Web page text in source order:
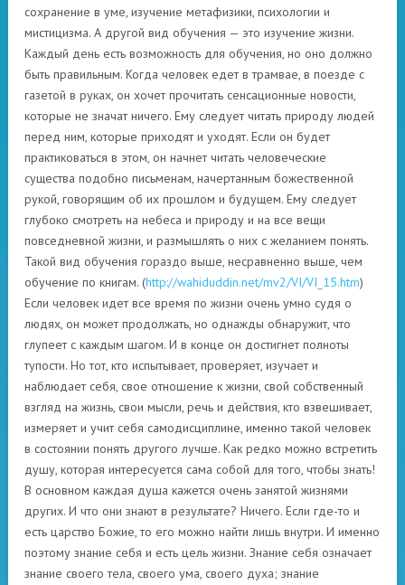
сохранение в уме, изучение метафизики, психологии и
мистицизма. А другой вид обучения — это изучение жизни.
Каждый день есть возможность для обучения, но оно должно
быть правильным. Когда человек едет в трамвае, в поезде с
газетой в руках, он хочет прочитать сенсационные новости,
которые не значат ничего. Ему следует читать природу людей
перед ним, которые приходят и уходят. Если он будет
практиковаться в этом, он начнет читать человеческие
существа подобно письменам, начертанным божественной
рукой, говорящим об их прошлом и будущем. Ему следует
глубоко смотреть на небеса и природу и на все вещи
повседневной жизни, и размышлять о них с желанием понять.
Такой вид обучения гораздо выше, несравненно выше, чем
обучение по книгам. (http://wahiduddin.net/mv2/VI/VI_15.htm)
Если человек идет все время по жизни очень умно судя о
людях, он может продолжать, но однажды обнаружит, что
глупеет с каждым шагом. И в конце он достигнет полноты
тупости. Но тот, кто испытывает, проверяет, изучает и
наблюдает себя, свое отношение к жизни, свой собственный
взгляд на жизнь, свои мысли, речь и действия, кто взвешивает,
измеряет и учит себя самодисциплине, именно такой человек
в состоянии понять другого лучше. Как редко можно встретить
душу, которая интересуется сама собой для того, чтобы знать!
В основном каждая душа кажется очень занятой жизнями
других. И что они знают в результате? Ничего. Если где-то и
есть царство Божие, то его можно найти лишь внутри. И именно
поэтому знание себя и есть цель жизни. Знание себя означает
знание своего тела, своего ума, своего духа; знание